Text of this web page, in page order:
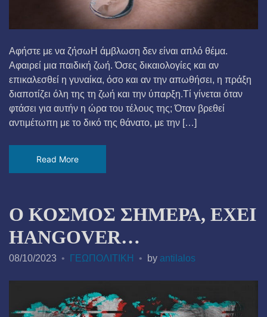
Αφήστε με να ζήσωΗ άμβλωση δεν είναι απλό θέμα.
Αφαιρεί μια παιδική ζωή. Όσες δικαιολογίες και αν
επικαλεσθεί η γυναίκα, όσο και αν την απωθήσει, η πράξη
διαποτίζει όλη της τη ζωή και την ύπαρξη.Τί γίνεται όταν
φτάσει για αυτήν η ώρα του τέλους της; Όταν βρεθεί
αντιμέτωπη με το δικό της θάνατο, με την […]
Read More
Ο ΚΟΣΜΟΣ ΣΗΜΕΡΑ, ΕΧΕΙ
HANGOVER…
08/10/2023 ΓΕΩΠΟΛΙΤΙΚΗ by antilalos